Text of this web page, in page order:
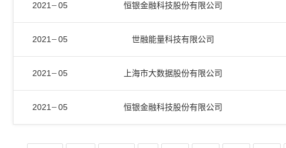
2021 05 恒银金融科技股份有限公司
2021 05 世融能量科技有限公司
2021 05 上海市大数据股份有限公司
2021 05 恒银金融科技股份有限公司